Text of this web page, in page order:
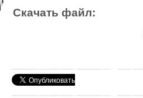
Скачать файл: